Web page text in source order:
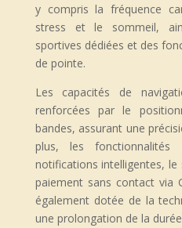
y compris la fréquence
stress et le sommeil,
sportives dédiées et des
de pointe.
Les capacités de
renforcées par le
bandes, assurant une
plus, les fonctionnalités
notifications intelligentes,
paiement sans contact via
également dotée de la
une prolongation de la